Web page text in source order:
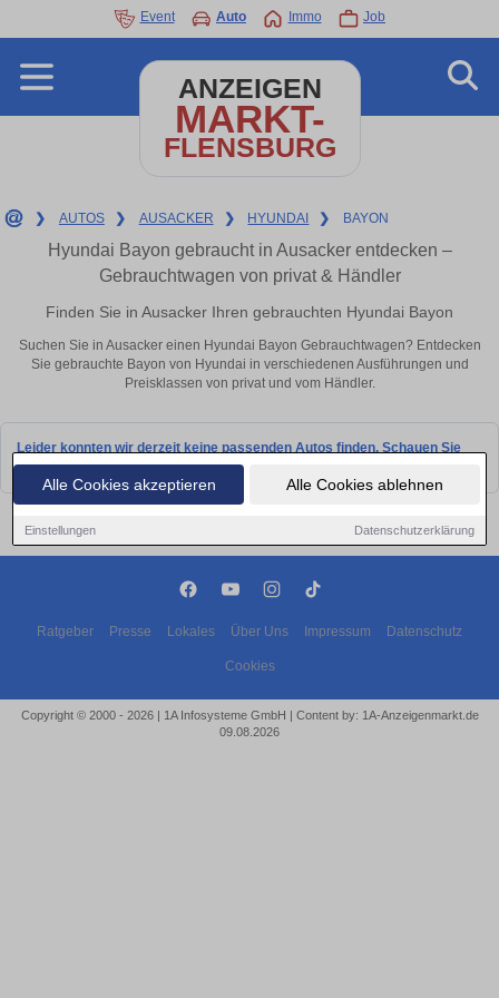
Alle Cookies akzeptieren Alle Cookies ablehnen
Einstellungen Datenschutzerklärung
Event Auto Immo Job
ANZEIGEN
MARKT-
FLENSBURG
❯ AUTOS ❯ AUSACKER ❯ HYUNDAI ❯ BAYON
Hyundai Bayon gebraucht in Ausacker entdecken –
Gebrauchtwagen von privat & Händler
Finden Sie in Ausacker Ihren gebrauchten Hyundai Bayon
Suchen Sie in Ausacker einen Hyundai Bayon Gebrauchtwagen? Entdecken
Sie gebrauchte Bayon von Hyundai in verschiedenen Ausführungen und
Preisklassen von privat und vom Händler.
Leider konnten wir derzeit keine passenden Autos finden. Schauen Sie
bald wieder vorbei!
Ratgeber Presse Lokales Über Uns Impressum Datenschutz
Cookies
Copyright © 2000 - 2026 | 1A Infosysteme GmbH | Content by: 1A-Anzeigenmarkt.de
09.08.2026